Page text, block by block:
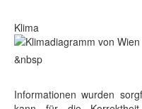
Klima
&nbsp
Informationen wurden